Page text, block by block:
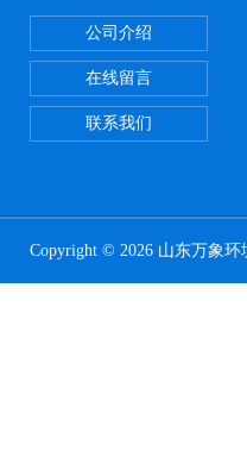
公司介绍
在线留言
联系我们
Copyright © 2026 山东万象